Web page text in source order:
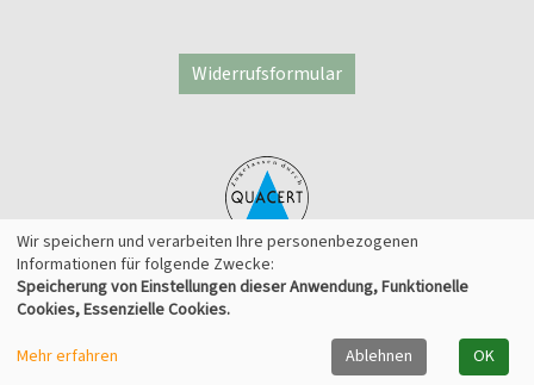
Widerrufsformular
© 2026 Kufer Software GmbH
Wir speichern und verarbeiten Ihre personenbezogenen
Informationen für folgende Zwecke:
Speicherung von Einstellungen dieser Anwendung, Funktionelle
Cookies, Essenzielle Cookies.
Mehr erfahren
Ablehnen OK